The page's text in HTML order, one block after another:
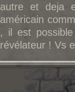
autre et deja
américain
, il est
révélateur ! Vs